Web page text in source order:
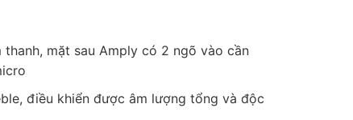
mặt sau Amply có 2 ngõ vào cần
điều khiển được âm lượng tổng và độc